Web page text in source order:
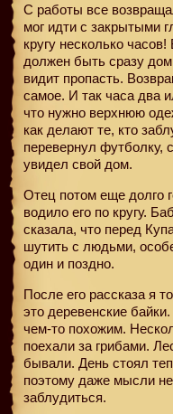
С работы все
мог идти с закрытыми
кругу несколько
должен быть сразу
видит пропасть.
самое. И так часа два
что нужно верхнюю
как делают те, кто
перевернул футболку,
увидел свой дом.
Отец потом еще долго
водило его по кругу.
сказала, что перед
шутить с людьми,
один и поздно.
После его рассказа я
это деревенские
чем-то похожим.
поехали за грибами.
бывали. День стоял
поэтому даже мысли
заблудиться.